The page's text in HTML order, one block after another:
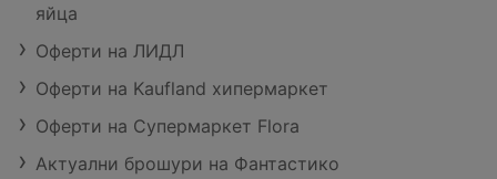
яйца
Оферти на ЛИДЛ
Оферти на Kaufland хипермаркет
Оферти на Супермаркет Flora
Актуални брошури на Фантастико